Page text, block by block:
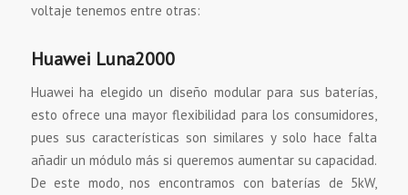
voltaje tenemos entre otras:
Huawei Luna2000
Huawei ha elegido un diseño modular para sus baterías,
esto ofrece una mayor flexibilidad para los consumidores,
pues sus características son similares y solo hace falta
añadir un módulo más si queremos aumentar su capacidad.
De este modo, nos encontramos con baterías de 5kW,